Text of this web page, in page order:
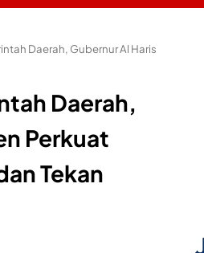
Daerah, Gubernur Al Haris
Daerah,
Perkuat
Tekan